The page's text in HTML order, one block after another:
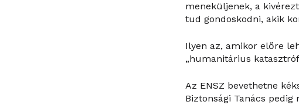
meneküljenek, a
tud gondoskodni, akik
Ilyen az, amikor előre
„humanitárius
Az ENSZ bevethetne
Biztonsági Tanács